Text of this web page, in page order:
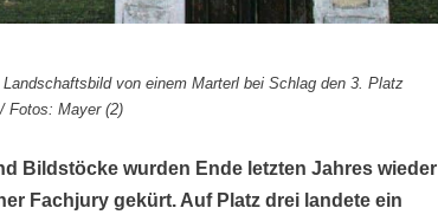
von einem Marterl bei Schlag den 3. Platz
Fotos: Mayer (2)
Bildstöcke wurden Ende letzten Jahres wieder
Fachjury gekürt. Auf Platz drei landete ein